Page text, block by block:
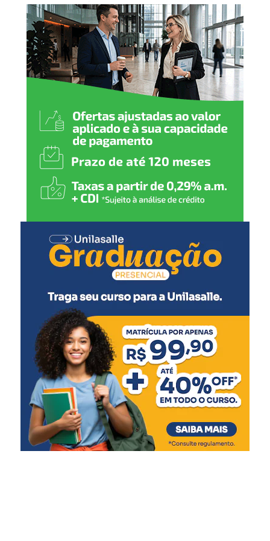
Hepatite B (1ªdose)
2 meses
Pentavalente (1ª dose)
Pólio (1ª dose)
Pneumocócica (1ª dose)
Rotavírus (1ª dose)
3 meses
Meningocócica C (1ª dose)
4 meses:
Pentavalente (2ª dose)
Pólio (2ª dose)
Pneumocócica (2ª dose)
5 meses:
Meningocócica C (2ª dose)
6 meses:
Pentavalente (3ª dose)
Pólio (3ª dose)
Influenza
Covid-19 (1ª dose)
produtos ficam impedidos de serem vendidos ou
utilizados até que a situação seja avaliada.